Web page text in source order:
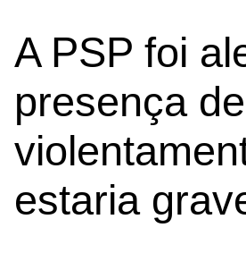
A PSP foi
presença
estaria